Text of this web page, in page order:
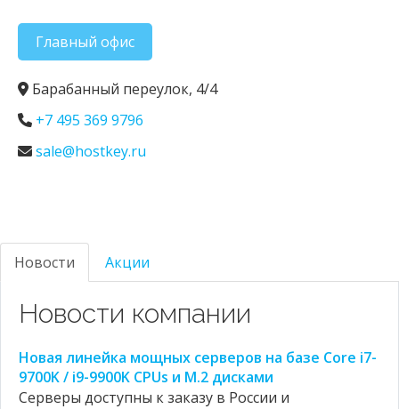
Главный офис
Барабанный переулок, 4/4
+7 495 369 9796
sale@hostkey.ru
Новости Акции
Новости компании
Новая линейка мощных серверов на базе Core i7-
9700K / i9-9900K CPUs и M.2 дисками
Серверы доступны к заказу в России и